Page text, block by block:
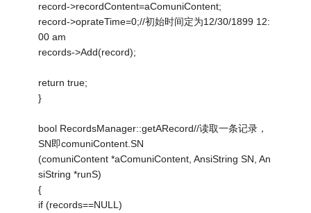
record->recordContent=aComuniContent;
record->oprateTime=0;//初始时间定为12/30/1899 12:
00 am
records->Add(record);
return true;
}
bool RecordsManager::getARecord//读取一条记录，
SN即comuniContent.SN
(comuniContent *aComuniContent, AnsiString SN, An
siString *runS)
{
if (records==NULL)